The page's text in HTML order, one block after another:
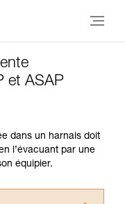
et ASAP
dans un harnais doit
l’évacuant par une
équipier.